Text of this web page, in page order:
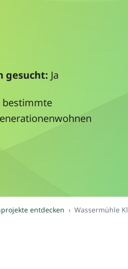
gesucht: Ja
bestimmte
entdecken Wassermühle